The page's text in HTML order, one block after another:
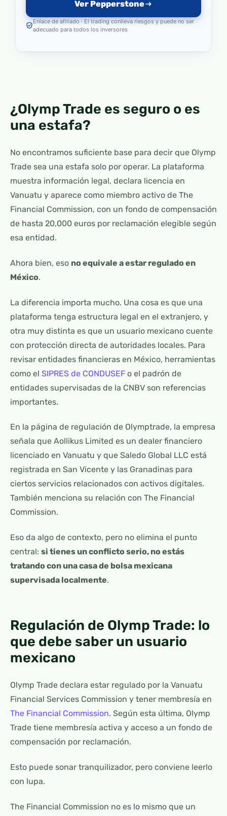
Ver Pepperstone
Enlace de afiliado · El trading conlleva riesgos y puede no ser
adecuado para todos los inversores
¿Olymp Trade es seguro o es
una estafa?
No encontramos suficiente base para decir que Olymp
Trade sea una estafa solo por operar. La plataforma
muestra información legal, declara licencia en
Vanuatu y aparece como miembro activo de The
Financial Commission, con un fondo de compensación
de hasta 20,000 euros por reclamación elegible según
esa entidad.
Ahora bien, eso no equivale a estar regulado en
México.
La diferencia importa mucho. Una cosa es que una
plataforma tenga estructura legal en el extranjero, y
otra muy distinta es que un usuario mexicano cuente
con protección directa de autoridades locales. Para
revisar entidades financieras en México, herramientas
como el SIPRES de CONDUSEF o el padrón de
entidades supervisadas de la CNBV son referencias
importantes.
En la página de regulación de Olymptrade, la empresa
señala que Aollikus Limited es un dealer financiero
licenciado en Vanuatu y que Saledo Global LLC está
registrada en San Vicente y las Granadinas para
ciertos servicios relacionados con activos digitales.
También menciona su relación con The Financial
Commission.
Eso da algo de contexto, pero no elimina el punto
central: si tienes un conflicto serio, no estás
tratando con una casa de bolsa mexicana
supervisada localmente.
Regulación de Olymp Trade: lo
que debe saber un usuario
mexicano
Olymp Trade declara estar regulado por la Vanuatu
Financial Services Commission y tener membresía en
The Financial Commission. Según esta última, Olymp
Trade tiene membresía activa y acceso a un fondo de
compensación por reclamación.
Esto puede sonar tranquilizador, pero conviene leerlo
con lupa.
The Financial Commission no es lo mismo que un